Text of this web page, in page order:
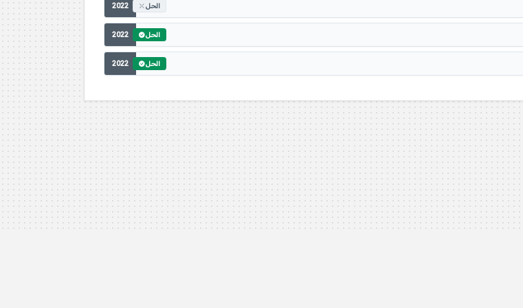
2022 الحل
2022 الحل
2022 الحل